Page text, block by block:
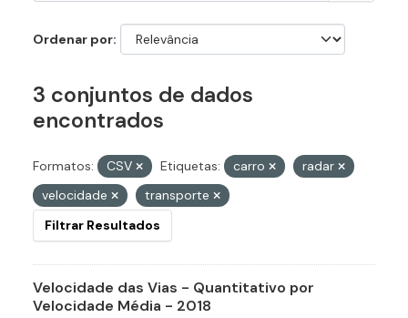
Ordenar por
3 conjuntos de dados
encontrados
Formatos: CSV Etiquetas: carro
radar
velocidade
transporte
Filtrar Resultados
Velocidade das Vias - Quantitativo por
Velocidade Média - 2018